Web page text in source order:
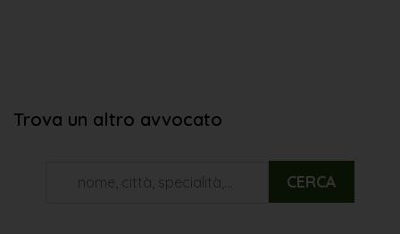
Trova un altro avvocato
CERCA